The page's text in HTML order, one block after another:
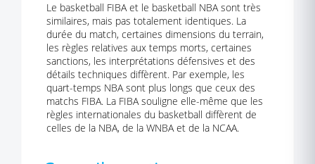
Le basketball FIBA et le basketball NBA sont très
similaires, mais pas totalement identiques. La
durée du match, certaines dimensions du terrain,
les règles relatives aux temps morts, certaines
sanctions, les interprétations défensives et des
détails techniques diffèrent. Par exemple, les
quart-temps NBA sont plus longs que ceux des
matchs FIBA. La FIBA souligne elle-même que les
règles internationales du basketball diffèrent de
celles de la NBA, de la WNBA et de la NCAA.